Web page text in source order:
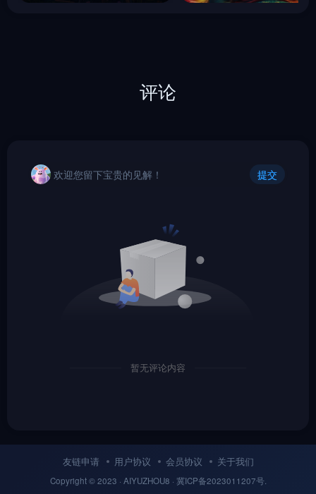
评论
欢迎您留下宝贵的见解！ 提交
暂无评论内容
友链申请 用户协议 会员协议 关于我们
Copyright © 2023 · AIYUZHOU8 · 冀ICP备2023011207号.